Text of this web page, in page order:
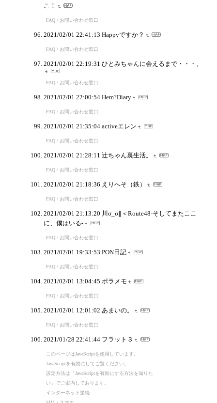
こ！
FAQ / お問い合わせ窓口
2021/02/01 22:41:13 Happyですか？
FAQ / お問い合わせ窓口
2021/02/01 22:19:31 ひとみちゃんに会えるまで・・・。
FAQ / お問い合わせ窓口
2021/02/01 22:00:54 Hem?Diary
FAQ / お問い合わせ窓口
2021/02/01 21:35:04 activeエレン
FAQ / お問い合わせ窓口
2021/02/01 21:28:11 辻ちゃん裏生活。
FAQ / お問い合わせ窓口
2021/02/01 21:18:36 えりへそ（鉄）
FAQ / お問い合わせ窓口
2021/02/01 21:13:20 川σ_σ∥＜Route48-そしてまたここ
に、僕はいる-
FAQ / お問い合わせ窓口
2021/02/01 19:33:53 PON日記
FAQ / お問い合わせ窓口
2021/02/01 13:04:45 ポラメモ
FAQ / お問い合わせ窓口
2021/02/01 12:01:02 あまいの。
FAQ / お問い合わせ窓口
2021/01/28 22:41:44 フラット３
このページはJavaScriptを使用しています。
JavaScriptを有効にしてご覧ください。
設定方法は「JavaScriptを有効にする方法を知りた
い」でご案内しております。
インターネット接続